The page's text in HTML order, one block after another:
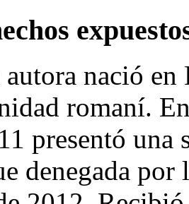
nació en
romaní.
presentó
denegada